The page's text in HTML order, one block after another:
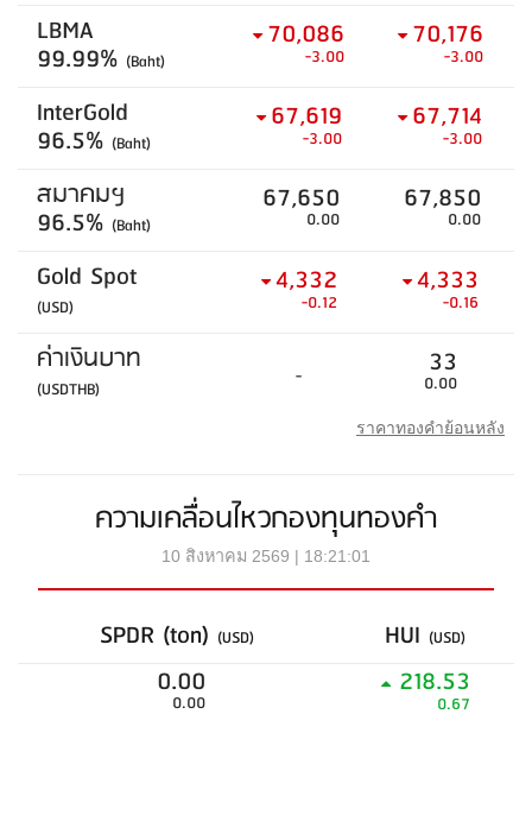
LBMA
99.99% (Baht)
70,086
-3.00
70,176
-3.00
InterGold
96.5% (Baht)
67,619
-3.00
67,714
-3.00
สมาคมฯ
96.5% (Baht)
67,650
0.00
67,850
0.00
Gold Spot
(USD)
4,332
-0.12
4,333
-0.16
ค่าเงินบาท
(USDTHB) - 33
0.00
ราคาทองคำย้อนหลัง
ความเคลื่อนไหวกองทุนทองคำ
10 สิงหาคม 2569 | 18:21:01
SPDR (ton) (USD) HUI (USD)
0.00
0.00
218.53
0.67